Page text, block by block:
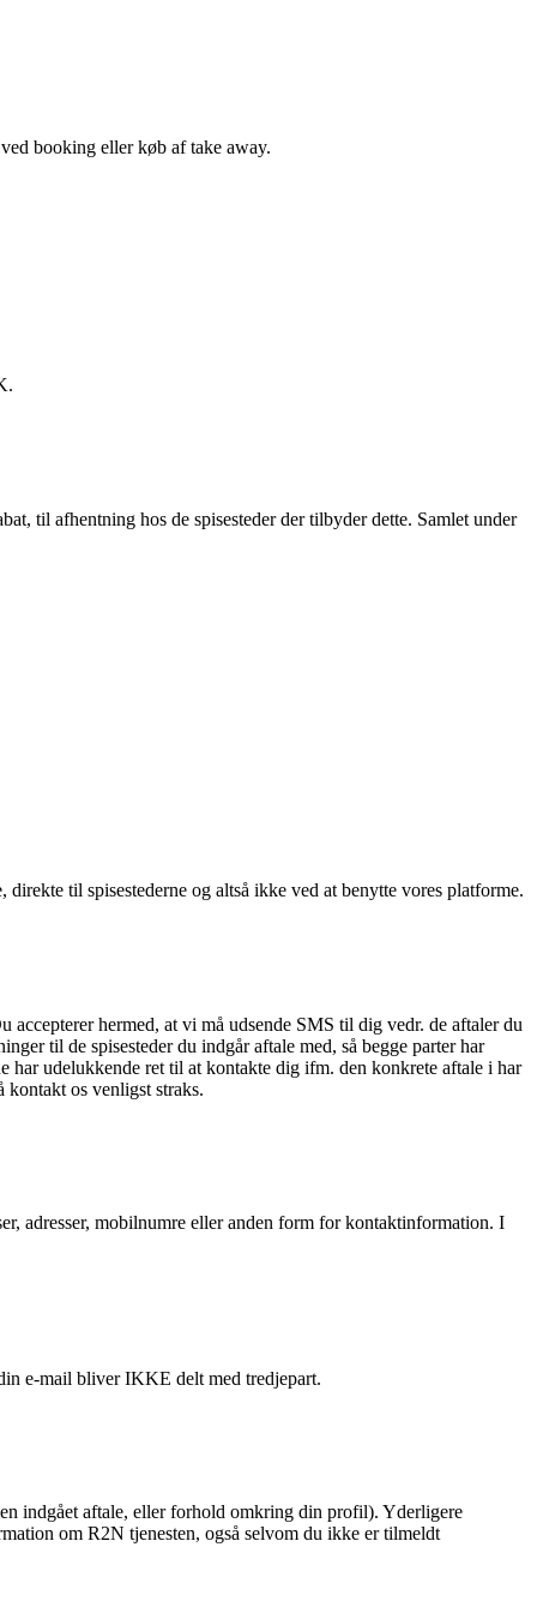
booking eller køb af take away.
til afhentning hos de spisesteder der tilbyder dette. Samlet under
til spisestederne og altså ikke ved at benytte vores platforme.
hermed, at vi må udsende SMS til dig vedr. de aftaler du
til de spisesteder du indgår aftale med, så begge parter har
udelukkende ret til at kontakte dig ifm. den konkrete aftale i har
kontakt os venligst straks.
adresser, mobilnumre eller anden form for kontaktinformation. I
e-mail bliver IKKE delt med tredjepart.
indgået aftale, eller forhold omkring din profil). Yderligere
om R2N tjenesten, også selvom du ikke er tilmeldt